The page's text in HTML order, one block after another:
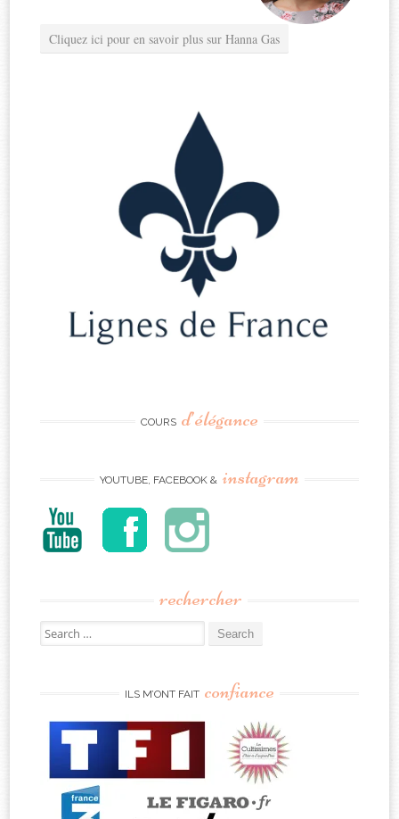
Cliquez ici pour en savoir plus sur Hanna Gas
COURS d’élégance
YOUTUBE, FACEBOOK & instagram
rechercher
Search
for:
ILS M’ONT FAIT confiance